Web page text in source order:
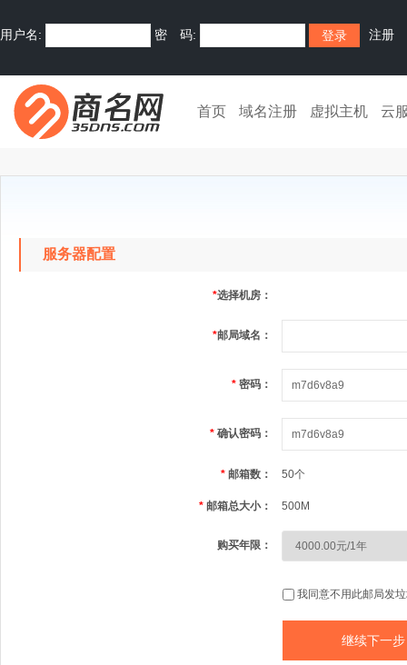
用户名: 密 码: 注册
首页 域名注册 虚拟主机 云
服务器配置
*选择机房：
*邮局域名：
* 密码：
* 确认密码：
* 邮箱数： 50个
* 邮箱总大小： 500M
购买年限：
我同意不用此邮局发